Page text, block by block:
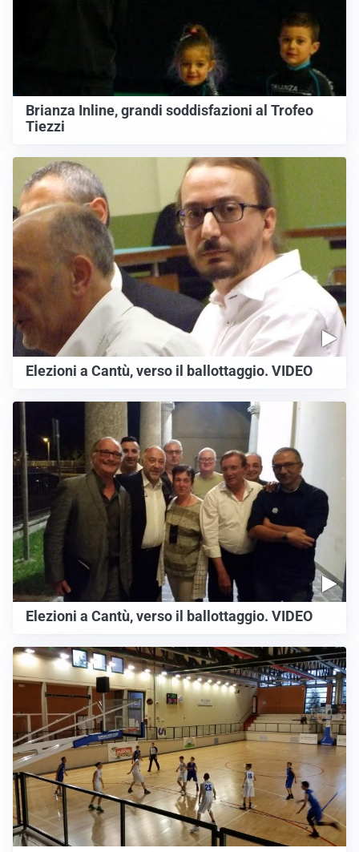
Brianza Inline, grandi soddisfazioni al Trofeo
Tiezzi
Elezioni a Cantù, verso il ballottaggio. VIDEO
Elezioni a Cantù, verso il ballottaggio. VIDEO